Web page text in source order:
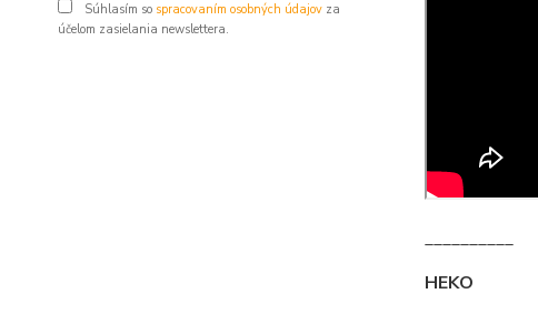
Súhlasím so spracovaním osobných údajov za
účelom zasielania newslettera.
__________
HEKO